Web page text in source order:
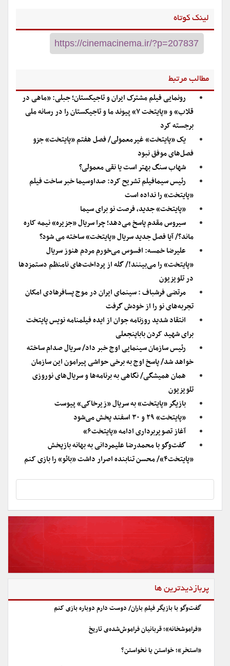
لینک کوتاه
مطالب مرتبط
رونمایی فیلم مشترک ایران و تاجیکستان؛ جبلی: «ماهی در
قلاب» و «پایتخت ۷» پیوند ما و تاجیکستان را در رسانه ملی
برجسته کرد
یک «پایتخت» غیرمعمولی/ فصل هفتم «پایتخت» جزو
فصل‌های موفق نبود
شهاب سنگ بهتر است یا نقی معمولی؟
رئیس سیمافیلم تشریح کرد: صداوسیما خبر ساخت فیلم
«پایتخت» را نداده است
«پایتخت» جدید، فرصت نو برای سیما
سیروس مقدم پاسخ می‌دهد؛ چرا سریال «جزیره» نیمه کاره
ماند؟/ آیا فصل جدید سریال «پایتخت» ساخته می شود؟
علیرضا خمسه: افسوس می‌خورم مردم هنوز سریال
«پایتخت» را می‌بینند!/ گله از پرداخت‌های نامنظم دستمزدها
در تلویزیون
مرتضی فرشباف : سینمای ایران در موج پسافرهادی امکان
تجربه‌های نو را از خودش گرفت
انتقاد شدید روزنامه جوان از ایده فیلمنامه نویس پایتخت
برای شهید کردن باباپنجعلی
رئیس سازمان سینمایی اوج خبر داد/ سریال صدام ساخته
خواهد شد/ پاسخ اوج به برخی حواشی پیرامون این سازمان
همان همیشگی/ نگاهی به برنامه‌ها و سریال‌های نوروزی
تلویزیون
بازیگر «پایتخت» به سریال «زیرخاکی» پیوست
«پایتخت» ۲۹ و ۳۰ اسفند پخش می‌شود
آغاز تصویربرداری ادامه «پایتخت۶»
گفت‌وگو با محمدرضا علیمردانی به بهانه بازپخش
«پایتخت۴»/ محسن تنابنده اصرار داشت «بائو» را بازی کنم
پربازدیدترین ها
گفت‌وگو با بازیگر فیلم باران/ دوست دارم دوباره بازی کنم
«فراموشخانه»؛ قربانیان فراموش‌شده‌ی تاریخ
«استخر»؛ خواستن یا نخواستن؟